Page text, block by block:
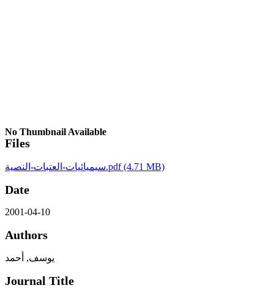
No Thumbnail Available
Files
سيميائيات-العتبات-النصية.pdf(4.71 MB)
Date
2001-04-10
Authors
يوسف, أحمد
Journal Title